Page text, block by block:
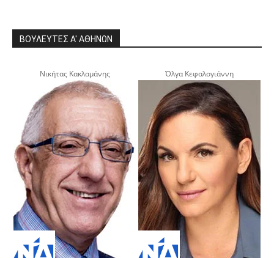
ΒΟΥΛΕΥΤΕΣ Α' ΑΘΗΝΩΝ
Νικήτας Κακλαμάνης Όλγα Κεφαλογιάννη